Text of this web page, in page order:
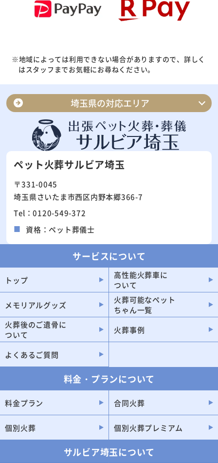
※地域によっては利用できない場合がありますので、詳しく
はスタッフまでお気軽にお尋ねください。
埼玉県の対応エリア
さいたま市南区
さいたま市浦和区
さいたま市見沼区
さいたま市北区
さいたま市緑区
さいたま市大宮区
さいたま市岩槻区
さいたま市桜区
さいたま市西区
川口市
所沢市
上尾市
春日部市
熊谷市
久喜市
狭山市
朝霞市
戸田市
入間市
深谷市
鴻巣市
富士見市
加須市
八潮市
東松山市
和光市
飯能市
本庄市
行田市
志木市
桶川市
ペット火葬サルビア埼玉
〒331-0045
埼玉県さいたま市西区内野本郷366-7
Tel：0120-549-372
資格：ペット葬儀士
サービスについて
トップ
高性能火葬車に
ついて
メモリアルグッズ
火葬可能なペット
ちゃん一覧
火葬後のご遺骨に
ついて
火葬事例
よくあるご質問
料金・プランについて
料金プラン 合同火葬
個別火葬 個別火葬プレミアム
サルビア埼玉について